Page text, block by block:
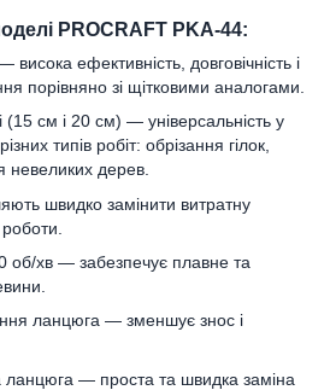
PROCRAFT PKA-44:
висока ефективність, довговічність і
порівняно зі щітковими аналогами.
(15 см і 20 см) — універсальність у
типів робіт: обрізання гілок,
невеликих дерев.
швидко замінити витратну
об/хв — забезпечує плавне та
ланцюга — зменшує знос і
ланцюга — проста та швидка заміна